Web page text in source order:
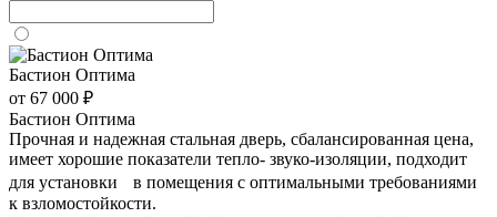
Бастион Оптима
от 67 000 ₽
Бастион Оптима
Прочная и надежная стальная дверь, сбалансированная цена,
имеет хорошие показатели тепло- звуко-изоляции, подходит
для установки в помещения с оптимальными требованиями
к взломостойкости.